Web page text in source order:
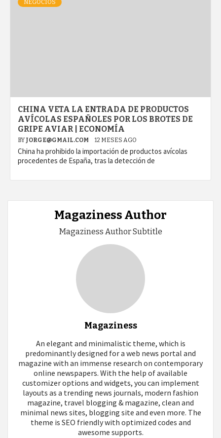
NEGOCIOS
CHINA VETA LA ENTRADA DE PRODUCTOS
AVÍCOLAS ESPAÑOLES POR LOS BROTES DE
GRIPE AVIAR | ECONOMÍA
BY JORGE@GMAIL.COM 12 MESES AGO
China ha prohibido la importación de productos avícolas
procedentes de España, tras la detección de
Magaziness Author
Magaziness Author Subtitle
Magaziness
An elegant and minimalistic theme, which is
predominantly designed for a web news portal and
magazine with an immense research on contemporary
online newspapers. With the help of available
customizer options and widgets, you can implement
layouts as a trending news journals, modern fashion
magazine, travel blogging & magazine, clean and
minimal news sites, blogging site and even more. The
theme is SEO friendly with optimized codes and
awesome supports.